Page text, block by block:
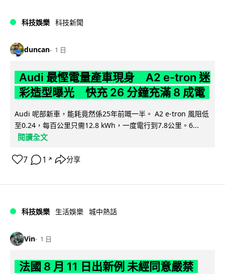
科技娛樂 科技新聞
duncan 1 日
Audi 最慳電量產車現身 A2 e-tron 迷
彩造型曝光 快充 26 分鐘充滿 8 成電
Audi 呢部新車，能耗竟然係25年前嘅一半。 A2 e-tron 風阻低
至0.24，每百公里只需12.8 kWh，一度電行到7.8公里。6...
閱讀全文
7 1 ↗ 分享
科技娛樂 生活娛樂 城中熱話
Vin 1 日
法國 8 月 11 日出新例 未經同意嚴禁